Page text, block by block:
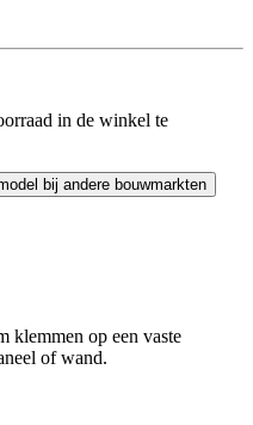
in de winkel te
bij andere bouwmarkten
klemmen op een vaste
of wand.